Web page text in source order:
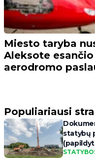
Miesto taryba
Aleksote
aerodromo
Populiariausi
statybų